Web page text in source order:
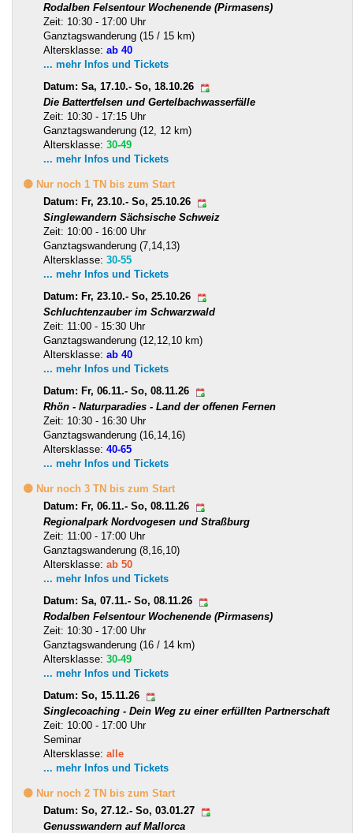
Rodalben Felsentour Wochenende (Pirmasens)
Zeit: 10:30 - 17:00 Uhr
Ganztagswanderung (15 / 15 km)
Altersklasse: ab 40
... mehr Infos und Tickets
Datum: Sa, 17.10.- So, 18.10.26
Die Battertfelsen und Gertelbachwasserfälle
Zeit: 10:30 - 17:15 Uhr
Ganztagswanderung (12, 12 km)
Altersklasse: 30-49
... mehr Infos und Tickets
🟡 Nur noch 1 TN bis zum Start
Datum: Fr, 23.10.- So, 25.10.26
Singlewandern Sächsische Schweiz
Zeit: 10:00 - 16:00 Uhr
Ganztagswanderung (7,14,13)
Altersklasse: 30-55
... mehr Infos und Tickets
Datum: Fr, 23.10.- So, 25.10.26
Schluchtenzauber im Schwarzwald
Zeit: 11:00 - 15:30 Uhr
Ganztagswanderung (12,12,10 km)
Altersklasse: ab 40
... mehr Infos und Tickets
Datum: Fr, 06.11.- So, 08.11.26
Rhön - Naturparadies - Land der offenen Fernen
Zeit: 10:30 - 16:30 Uhr
Ganztagswanderung (16,14,16)
Altersklasse: 40-65
... mehr Infos und Tickets
🟡 Nur noch 3 TN bis zum Start
Datum: Fr, 06.11.- So, 08.11.26
Regionalpark Nordvogesen und Straßburg
Zeit: 11:00 - 17:00 Uhr
Ganztagswanderung (8,16,10)
Altersklasse: ab 50
... mehr Infos und Tickets
Datum: Sa, 07.11.- So, 08.11.26
Rodalben Felsentour Wochenende (Pirmasens)
Zeit: 10:30 - 17:00 Uhr
Ganztagswanderung (16 / 14 km)
Altersklasse: 30-49
... mehr Infos und Tickets
Datum: So, 15.11.26
Singlecoaching - Dein Weg zu einer erfüllten Partnerschaft
Zeit: 10:00 - 17:00 Uhr
Seminar
Altersklasse: alle
... mehr Infos und Tickets
🟡 Nur noch 2 TN bis zum Start
Datum: So, 27.12.- So, 03.01.27
Genusswandern auf Mallorca